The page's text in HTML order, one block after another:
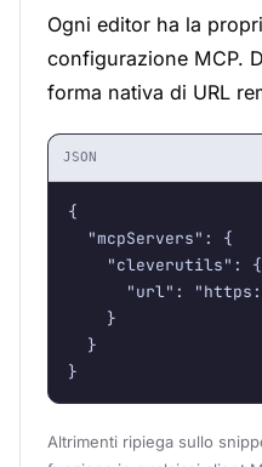
Ogni editor ha la
configurazione MCP.
forma nativa di URL
JSON
{
  "mcpServers": {
    "cleverutils": {
"url":
    }
  }
}
Altrimenti ripiega sullo